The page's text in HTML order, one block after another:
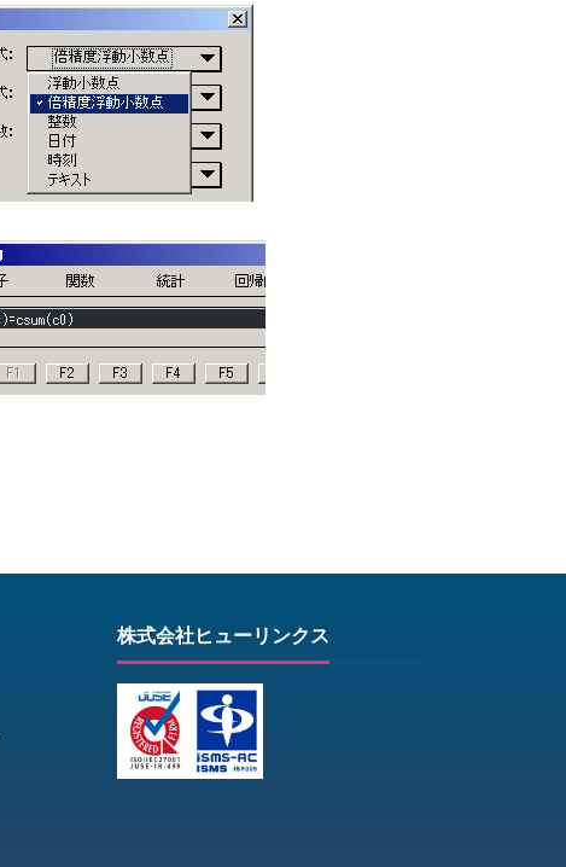
株式会社ヒューリンクス